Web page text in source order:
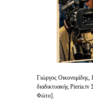
Γιώργος Οικονομίδης,
διαδικτυακής
Φώτο].